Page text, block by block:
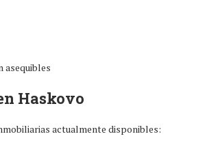
asequibles
Haskovo
actualmente disponibles: